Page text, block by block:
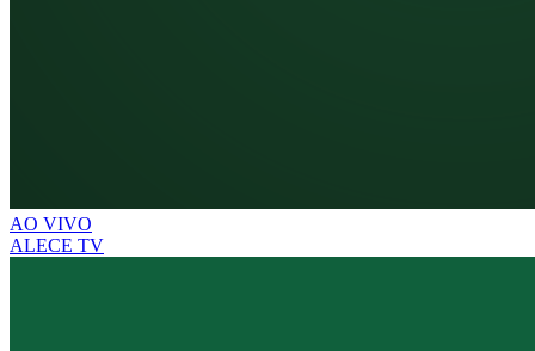
AO VIVO
ALECE TV